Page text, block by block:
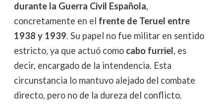
durante la Guerra Civil Española,
concretamente en el frente de Teruel entre
1938 y 1939. Su papel no fue militar en sentido
estricto, ya que actuó como cabo furriel, es
decir, encargado de la intendencia. Esta
circunstancia lo mantuvo alejado del combate
directo, pero no de la dureza del conflicto.